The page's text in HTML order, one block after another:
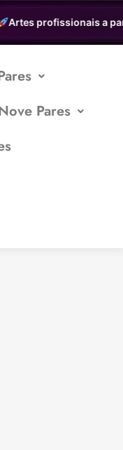
profissionais a
Pares